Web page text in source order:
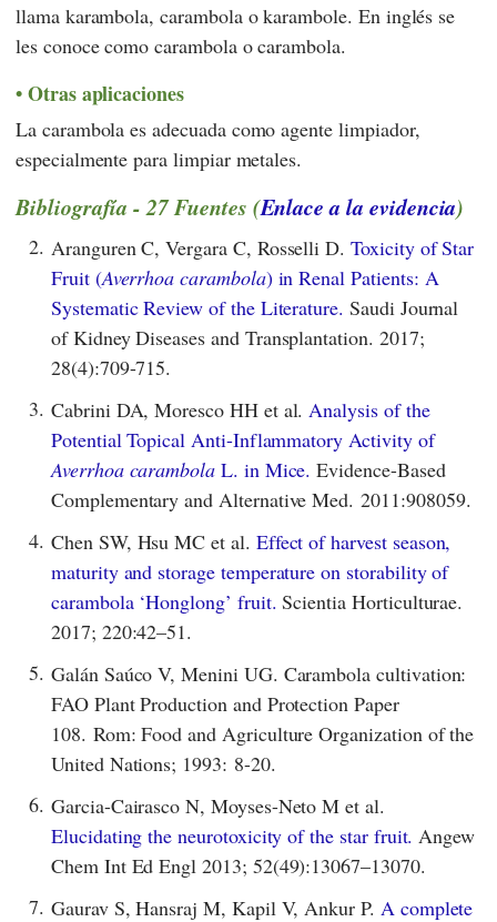
llama karambola, carambola o karambole. En inglés se
les conoce como carambola o carambola.
Otras aplicaciones
La carambola es adecuada como agente limpiador,
especialmente para limpiar metales.
Bibliografía - 27 Fuentes (Enlace a la evidencia)
2. Aranguren C, Vergara C, Rosselli D.Toxicity of Star
Fruit (Averrhoa carambola) in Renal Patients: A
Systematic Review of the Literature. Saudi Journal
of Kidney Diseases and Transplantation. 2017;
28(4):709-715.
3. Cabrini DA, Moresco HH et al. Analysis of the
Potential Topical Anti-Inflammatory Activity of
Averrhoa carambola L. in Mice. Evidence-Based
Complementary and Alternative Med. 2011:908059.
4. Chen SW, Hsu MC et al. Effect of harvest season,
maturity and storage temperature on storability of
carambola ‘Honglong’ fruit. Scientia Horticulturae.
2017; 220:42–51.
5. Galán Saúco V, Menini UG. Carambola cultivation:
FAO Plant Production and Protection Paper
108. Rom: Food and Agriculture Organization of the
United Nations; 1993: 8-20.
6. Garcia-Cairasco N, Moyses-Neto M et al.
Elucidating the neurotoxicity of the star fruit. Angew
Chem Int Ed Engl 2013; 52(49):13067–13070.
7. Gaurav S, Hansraj M, Kapil V, Ankur P. A complete